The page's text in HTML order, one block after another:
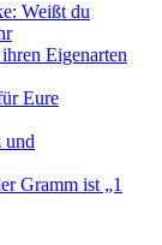
Weißt du
Eigenarten
Eure
und
Gramm ist „1